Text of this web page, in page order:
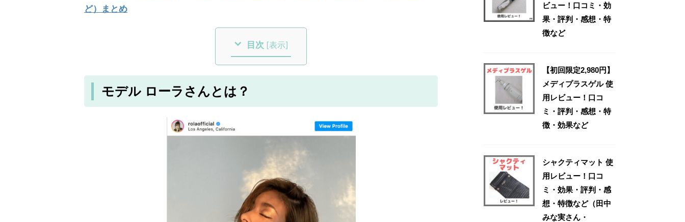
ど）まとめ
目次 [表示]
モデル ローラさんとは？
ビュー！口コミ・効
果・評判・感想・特
徴など
【初回限定2,980円】
メディプラスゲル 使
用レビュー！口コ
ミ・評判・感想・特
徴・効果など
シャクティマット 使
用レビュー！口コ
ミ・効果・評判・感
想・特徴など（田中
みな実さん・